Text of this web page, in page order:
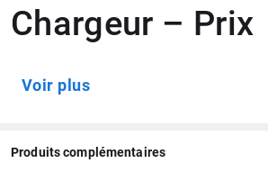
Chargeur – Prix
Voir plus
Produits complémentaires